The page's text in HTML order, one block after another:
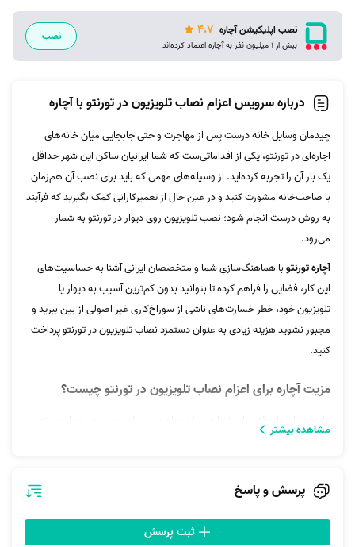
نصب اپلیکیشن آچاره 4.7
بیش از 1 میلیون نفر به آچاره اعتماد کرده‌اند
نصب
درباره سرویس اعزام نصاب تلویزیون در تورنتو با آچاره
چیدمان وسایل خانه درست پس از مهاجرت و حتی جابجایی میان خانه‌های
اجاره‌ای در تورنتو، یکی از اقداماتی‌ست که شما ایرانیان ساکن این شهر حداقل
یک بار آن را تجربه کرده‌اید. از وسیله‌های مهمی که باید برای نصب آن هم‌زمان
با صاحب‌خانه مشورت کنید و در عین حال از تعمیرکارانی کمک بگیرید که فرآیند
به روش درست انجام شود؛ نصب تلویزیون روی دیوار در تورنتو به شمار
می‌رود.
آچاره تورنتوبا هماهنگ‌سازی شما و متخصصان ایرانی آشنا به حساسیت‌های
این کار، فضایی را فراهم کرده تا بتوانید بدون کم‌ترین آسیب به دیوار یا
تلویزیون خود، خطر خسارت‌های ناشی از سوراخ‌کاری غیر اصولی از بین ببرید و
مجبور نشوید هزینه زیادی به عنوان دستمزد نصاب تلویزیون در تورنتو پرداخت
کنید.
مزیت آچاره برای اعزام نصاب تلویزیون در تورنتو چیست؟
محیطی را ایجاد کرده‌ایم که شما در این فضا می‌توانید به راحتی از طریق ثبت
تلویزیون روی دیوار در تورنتو را برعهده می‌گیرند. از عملکرد پرسرعت آچاره هم
که بگذریم، لازم است بگوییم این سرویس یا
توسط
آچاره از مزایای زیادی برای شما برخوردار است که در ادامه به آن‌ها خواهیم
مشاهده بیشتر
پرسش و پاسخ